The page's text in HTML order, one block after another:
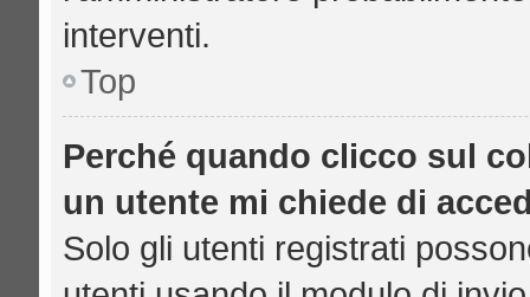
interventi.
Top
Perché quando clicco sul
un utente mi chiede di
Solo gli utenti registrati